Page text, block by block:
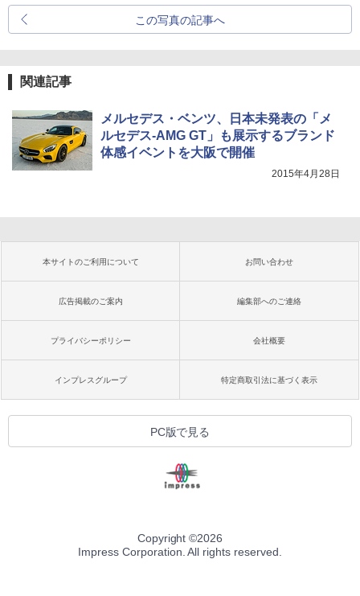
この写真の記事へ
関連記事
メルセデス・ベンツ、日本未発表の「メ
ルセデス-AMG GT」も展示するブランド
体感イベントを大阪で開催
2015年4月28日
本サイトのご利用について お問い合わせ
広告掲載のご案内 編集部へのご連絡
プライバシーポリシー 会社概要
インプレスグループ 特定商取引法に基づく表示
PC版で見る
Copyright ©2026
Impress Corporation. All rights reserved.